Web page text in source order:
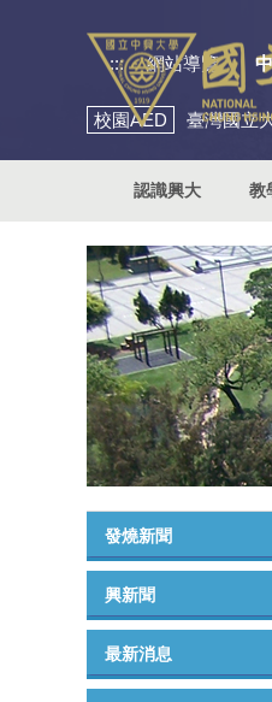
::: 網站導覽
校園AED 臺灣國立
認識興大 教
發燒新聞
興新聞
最新消息